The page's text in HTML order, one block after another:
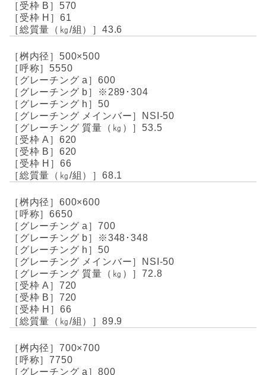
570
61
43.6
500×500
5550
600
※289･304
50
NSI-50
53.5
620
620
66
68.1
600×600
6650
700
※348･348
50
NSI-50
72.8
720
720
66
89.9
700×700
7750
800